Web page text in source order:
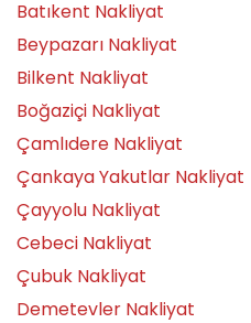
Batıkent Nakliyat
Beypazarı Nakliyat
Bilkent Nakliyat
Boğaziçi Nakliyat
Çamlıdere Nakliyat
Çankaya Yakutlar Nakliyat
Çayyolu Nakliyat
Cebeci Nakliyat
Çubuk Nakliyat
Demetevler Nakliyat